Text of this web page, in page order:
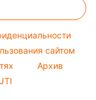
сайтом
Архив